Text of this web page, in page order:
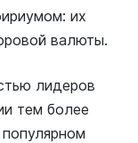
их
валюты.
лидеров
тем более